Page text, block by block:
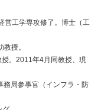
営工学専攻修了。博士（工
授。
。2011年4月同教授、現
務局参事官（インフラ・防